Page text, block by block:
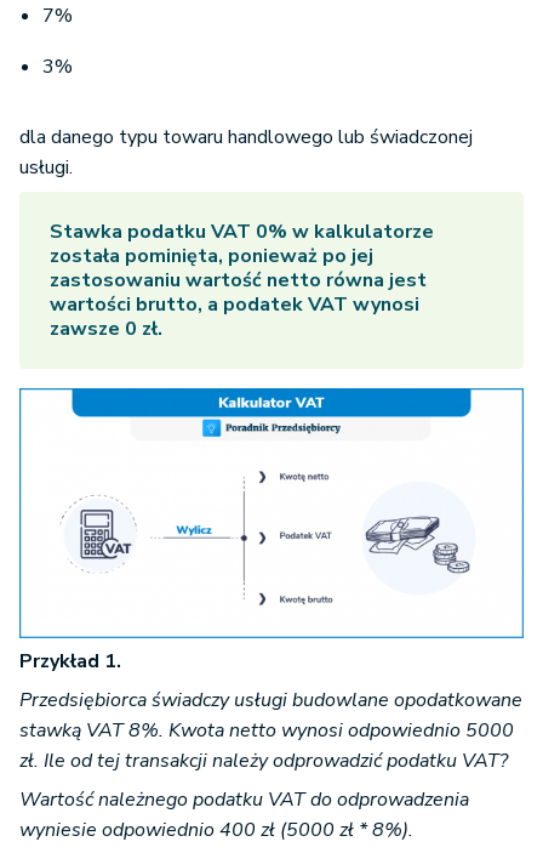
7%
3%
dla danego typu towaru handlowego lub świadczonej
usługi.
Stawka podatku VAT 0% w kalkulatorze
została pominięta, ponieważ po jej
zastosowaniu wartość netto równa jest
wartości brutto, a podatek VAT wynosi
zawsze 0 zł.
Przykład 1.
Przedsiębiorca świadczy usługi budowlane opodatkowane
stawką VAT 8%. Kwota netto wynosi odpowiednio 5000
zł. Ile od tej transakcji należy odprowadzić podatku VAT?
Wartość należnego podatku VAT do odprowadzenia
wyniesie odpowiednio 400 zł (5000 zł * 8%).